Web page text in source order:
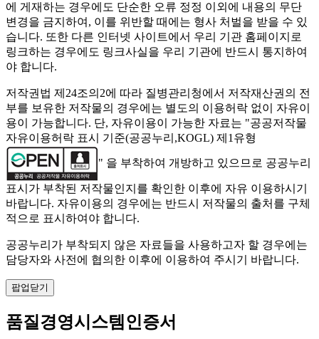
에 게재하는 경우에도 단순한 오류 정정 이외에 내용의 무단
변경을 금지하여, 이를 위반할 때에는 형사 처벌을 받을 수 있
습니다. 또한 다른 인터넷 사이트에서 우리 기관 홈페이지로
링크하는 경우에도 링크사실을 우리 기관에 반드시 통지하여
야 합니다.
저작권법 제24조의2에 따라 질병관리청에서 저작재산권의 전
부를 보유한 저작물의 경우에는 별도의 이용허락 없이 자유이
용이 가능합니다. 단, 자유이용이 가능한 자료는 "공공저작물
자유이용허락 표시 기준(공공누리,KOGL) 제1유형
" 을 부착하여 개방하고 있으므로 공공누리
표시가 부착된 저작물인지를 확인한 이후에 자유 이용하시기
바랍니다. 자유이용의 경우에는 반드시 저작물의 출처를 구체
적으로 표시하여야 합니다.
공공누리가 부착되지 않은 자료들을 사용하고자 할 경우에는
담당자와 사전에 협의한 이후에 이용하여 주시기 바랍니다.
팝업닫기
품질경영시스템인증서